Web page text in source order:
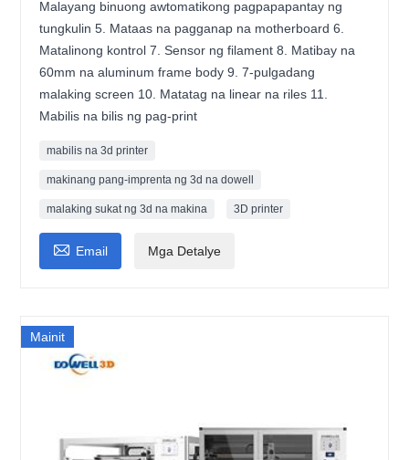
Malayang binuong awtomatikong pagpapapantay ng
tungkulin 5. Mataas na pagganap na motherboard 6.
Matalinong kontrol 7. Sensor ng filament 8. Matibay na
60mm na aluminum frame body 9. 7-pulgadang
malaking screen 10. Matatag na linear na riles 11.
Mabilis na bilis ng pag-print
mabilis na 3d printer
makinang pang-imprenta ng 3d na dowell
malaking sukat ng 3d na makina 3D printer
 Email Mga Detalye
Mainit